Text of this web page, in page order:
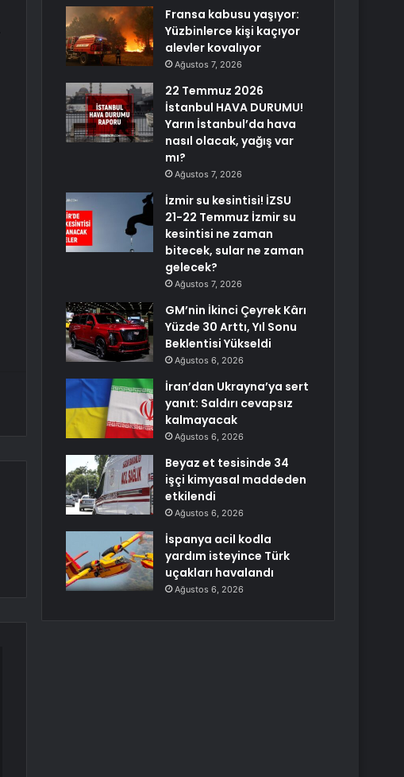
Fransa kabusu yaşıyor:
Yüzbinlerce kişi kaçıyor
alevler kovalıyor
Ağustos 7, 2026
22 Temmuz 2026
İstanbul HAVA DURUMU!
Yarın İstanbul’da hava
nasıl olacak, yağış var
mı?
Ağustos 7, 2026
İzmir su kesintisi! İZSU
21-22 Temmuz İzmir su
kesintisi ne zaman
bitecek, sular ne zaman
gelecek?
Ağustos 7, 2026
GM’nin İkinci Çeyrek Kârı
Yüzde 30 Arttı, Yıl Sonu
Beklentisi Yükseldi
Ağustos 6, 2026
İran’dan Ukrayna’ya sert
yanıt: Saldırı cevapsız
kalmayacak
Ağustos 6, 2026
Beyaz et tesisinde 34
işçi kimyasal maddeden
etkilendi
Ağustos 6, 2026
İspanya acil kodla
yardım isteyince Türk
uçakları havalandı
Ağustos 6, 2026